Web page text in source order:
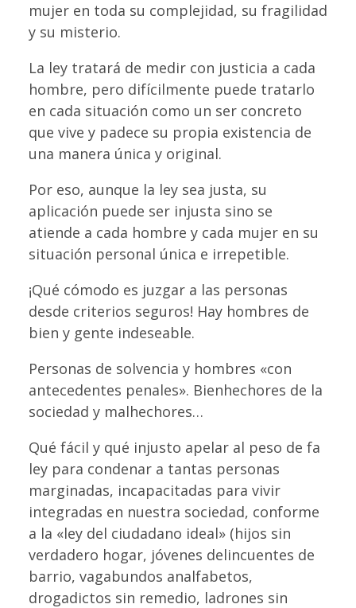
mujer en toda su complejidad, su fragilidad
y su misterio.
La ley tratará de medir con justicia a cada
hombre, pero difícilmente puede tratarlo
en cada situación como un ser concreto
que vive y padece su propia existencia de
una manera única y original.
Por eso, aunque la ley sea justa, su
aplicación puede ser injusta sino se
atiende a cada hombre y cada mujer en su
situación personal única e irrepetible.
¡Qué cómodo es juzgar a las personas
desde criterios seguros! Hay hombres de
bien y gente indeseable.
Personas de solvencia y hombres «con
antecedentes penales». Bienhechores de la
sociedad y malhechores…
Qué fácil y qué injusto apelar al peso de fa
ley para condenar a tantas personas
marginadas, incapacitadas para vivir
integradas en nuestra sociedad, conforme
a la «ley del ciudadano ideal» (hijos sin
verdadero hogar, jóvenes delincuentes de
barrio, vagabundos analfabetos,
drogadictos sin remedio, ladrones sin